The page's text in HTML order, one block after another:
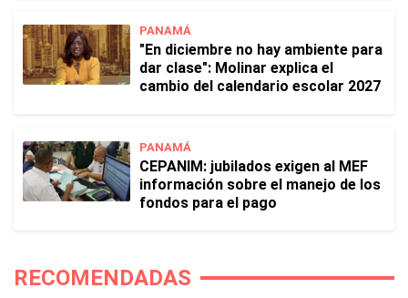
PANAMÁ
"En diciembre no hay ambiente para
dar clase": Molinar explica el
cambio del calendario escolar 2027
PANAMÁ
CEPANIM: jubilados exigen al MEF
información sobre el manejo de los
fondos para el pago
RECOMENDADAS